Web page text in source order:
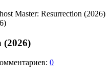
Master: Resurrection (2026)
(2026)
0